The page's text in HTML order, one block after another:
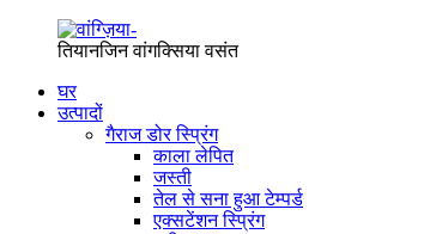
तियानजिन वांगक्सिया वसंत
घर
उत्पादों
गैराज डोर स्प्रिंग
काला लेपित
जस्ती
तेल से सना हुआ टेम्पर्ड
एक्सटेंशन स्प्रिंग